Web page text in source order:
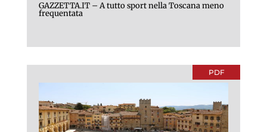
GAZZETTA.IT – A tutto sport nella Toscana meno
frequentata
PDF